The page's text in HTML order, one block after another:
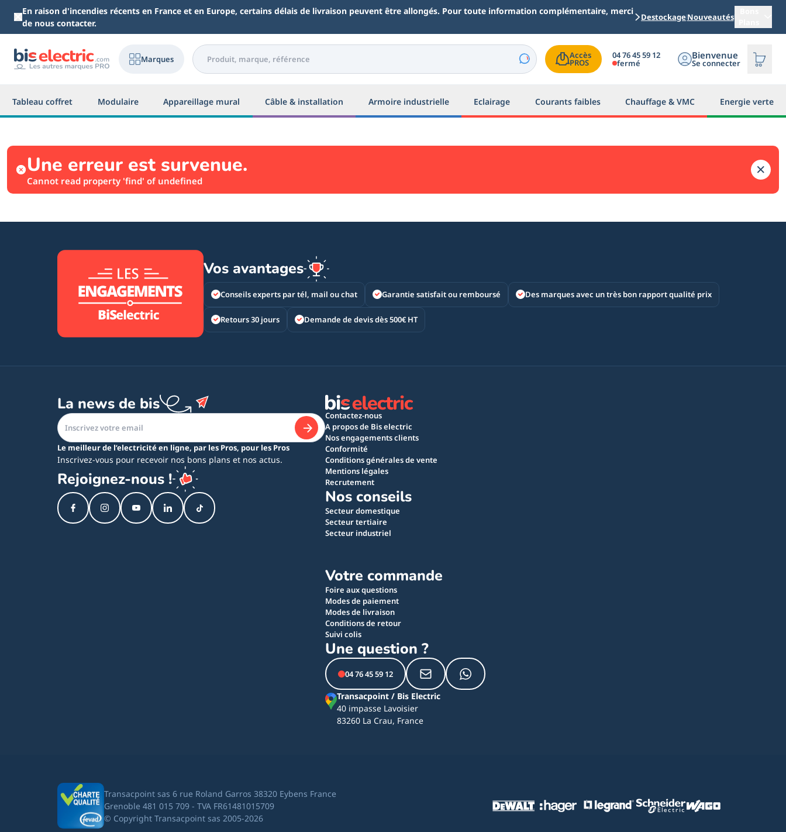
Aller au contenu principal
En raison d'incendies récents en France et en Europe, certains délais de livraison peuvent être allongés. Pour toute information complémentaire, merci
de nous contacter.
DestockageNouveautés
Marques Accès
PROS
04 76 45 59 12
fermé
Bienvenue
Se connecter
Tableau coffret Modulaire Appareillage mural Câble & installation Armoire industrielle Eclairage Courants faibles Chauffage & VMC Energie verte
Une erreur est survenue.
Cannot read property 'find' of undefined
Vos avantages
Conseils experts par tél, mail ou chat Garantie satisfait ou remboursé Des marques avec un très bon rapport qualité prix
Retours 30 jours Demande de devis dès 500€ HT
La news de bis
Le meilleur de l’electricité en ligne, par les Pros, pour les Pros
Inscrivez-vous pour recevoir nos bons plans et nos actus.
Rejoignez-nous !
Contactez-nous
A propos de Bis electric
Nos engagements clients
Conformité
Conditions générales de vente
Mentions légales
Recrutement
Nos conseils
Secteur domestique
Secteur tertiaire
Secteur industriel
Votre commande
Foire aux questions
Modes de paiement
Modes de livraison
Conditions de retour
Suivi colis
Une question ?
04 76 45 59 12
Transacpoint / Bis Electric
40 impasse Lavoisier
83260 La Crau, France
Transacpoint sas 6 rue Roland Garros 38320 Eybens France
Grenoble 481 015 709 - TVA FR61481015709
© Copyright Transacpoint sas 2005-2026